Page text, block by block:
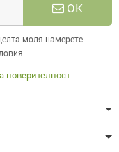
ОК
моля намерете
поверителност